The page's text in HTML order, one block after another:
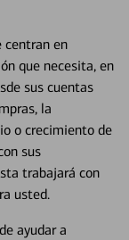
centran en
que necesita, en
sus cuentas
la
o crecimiento de
sus
trabajará con
usted.
ayudar a